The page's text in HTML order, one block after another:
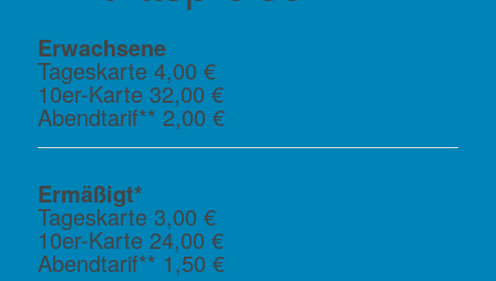
Erwachsene
Tageskarte 4,00 €
10er-Karte 32,00 €
Abendtarif** 2,00 €
Ermäßigt*
Tageskarte 3,00 €
10er-Karte 24,00 €
Abendtarif** 1,50 €